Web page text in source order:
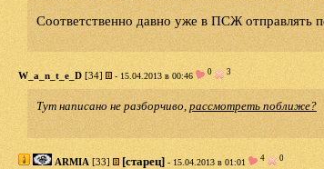
Соответственно давно уже в ПСЖ отправлять
W_a_n_t_e_D [34] - 15.04.2013 в 00:46 0 3
Тут написано не разборчиво, рассмотреть поближе?
ARMIA [33] [старец] - 15.04.2013 в 01:01 4 0